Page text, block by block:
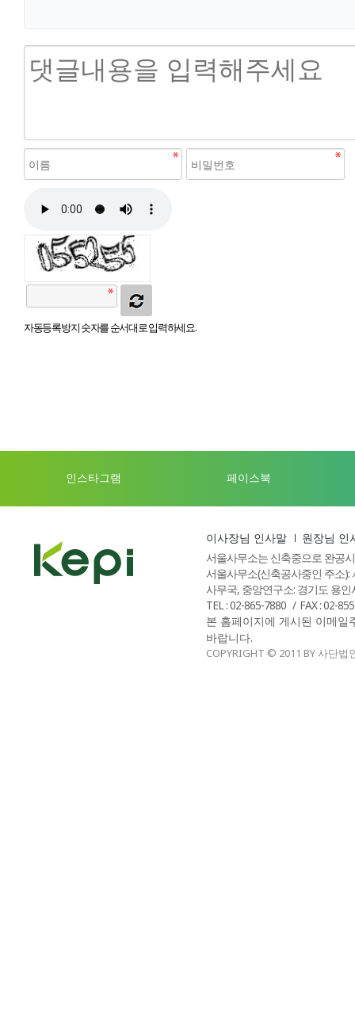
자동등록방지 숫자를 순서대로 입력하세요.
인스타그램 페이스북
이사장님 인사말
원장님 인
서울사무소는 신축중으로 완공
서울사무소(신축공사중인 주소
사무국, 중앙연구소: 경기도 용
TEL : 02-865-7880
FAX : 02-
본 홈페이지에 게시된 이메
바랍니다.
COPYRIGHT © 2011 BY 사단법